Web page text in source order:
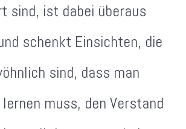
sind, ist dabei überaus
schenkt Einsichten, die
sind, dass man
muss, den Verstand